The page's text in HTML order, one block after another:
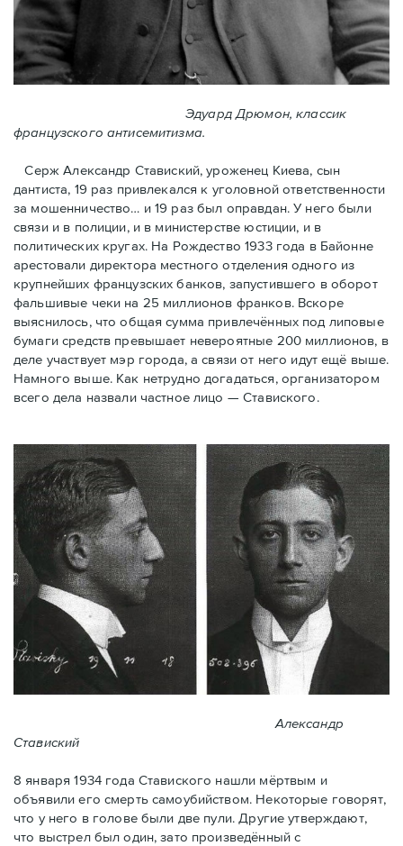
Эдуард Дрюмон, классик
французского антисемитизма.
Серж Александр Ставиский, уроженец Киева, сын
дантиста, 19 раз привлекался к уголовной ответственности
за мошенничество… и 19 раз был оправдан. У него были
связи и в полиции, и в министерстве юстиции, и в
политических кругах. На Рождество 1933 года в Байoнне
арестовали директора местного отделения одного из
крупнейших французских банков, запустившего в оборот
фальшивые чеки на 25 миллионов франков. Вскоре
выяснилось, что общая сумма привлечённых под липовые
бумаги средств превышает невероятные 200 миллионов, в
деле участвует мэр города, a связи от него идут ещё выше.
Намного выше. Как нетрудно догадаться, организатором
всего дела назвали частное лицо — Ставиского.
Александр
Ставиский
8 января 1934 года Ставиского нашли мёртвым и
объявили его смерть самоубийством. Некоторые говорят,
что у него в голове были две пули. Другие утверждают,
что выстрел был один, зато произведённый с